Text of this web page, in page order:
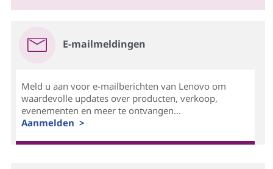
E-mailmeldingen
Meld u aan voor e-mailberichten van Lenovo om
waardevolle updates over producten, verkoop,
evenementen en meer te ontvangen...
Aanmelden >